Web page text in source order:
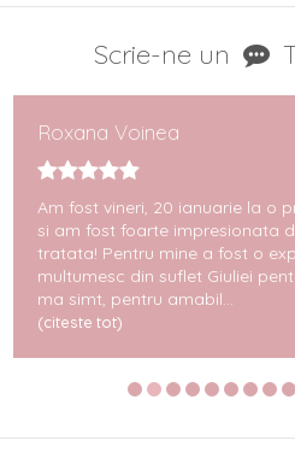
Scrie-ne un
Roxana Voinea
Am fost vineri, 20 ianuarie la o
si am fost foarte impresionata
tratata! Pentru mine a fost o
multumesc din suflet Giuliei
ma simt, pentru amabil...
(citeste tot)